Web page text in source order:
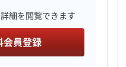
細を閲覧できます
会員登録